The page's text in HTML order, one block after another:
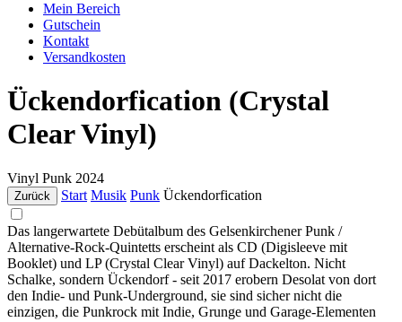
Mein Bereich
Gutschein
Kontakt
Versandkosten
Ückendorfication (Crystal
Clear Vinyl)
Vinyl Punk 2024
Zurück Start Musik Punk Ückendorfication
Das langerwartete Debütalbum des Gelsenkirchener Punk /
Alternative-Rock-Quintetts erscheint als CD (Digisleeve mit
Booklet) und LP (Crystal Clear Vinyl) auf Dackelton. Nicht
Schalke, sondern Ückendorf - seit 2017 erobern Desolat von dort
den Indie- und Punk-Underground, sie sind sicher nicht die
einzigen, die Punkrock mit Indie, Grunge und Garage-Elementen